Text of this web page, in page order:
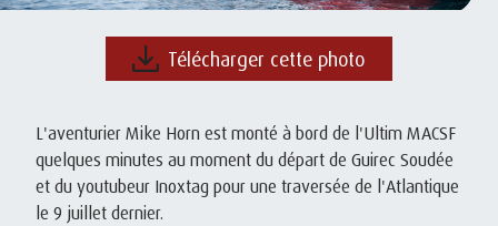
Télécharger cette photo
L'aventurier Mike Horn est monté à bord de l'Ultim MACSF
quelques minutes au moment du départ de Guirec Soudée
et du youtubeur Inoxtag pour une traversée de l'Atlantique
le 9 juillet dernier.